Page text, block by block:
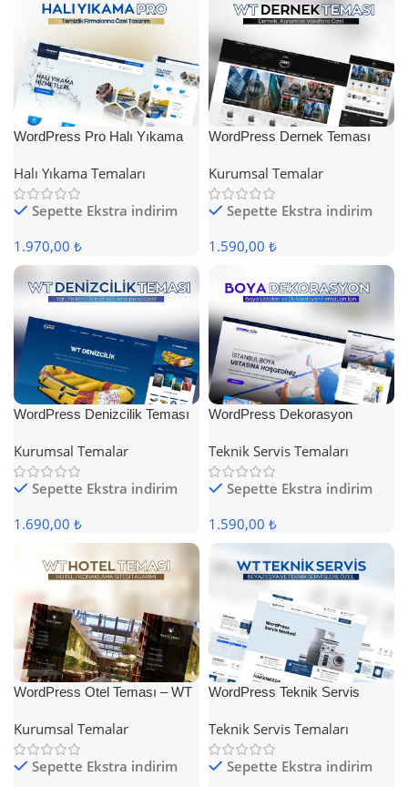
WordPress Pro Halı Yıkama
Halı Yıkama Temaları
Sepette Ekstra indirim
1.970,00 ₺
WordPress Dernek Teması
Kurumsal Temalar
Sepette Ekstra indirim
1.590,00 ₺
WordPress Denizcilik Teması
Kurumsal Temalar
Sepette Ekstra indirim
1.690,00 ₺
WordPress Dekorasyon
Teknik Servis Temaları
Sepette Ekstra indirim
1.590,00 ₺
WordPress Otel Teması – WT
Kurumsal Temalar
Sepette Ekstra indirim
WordPress Teknik Servis
Teknik Servis Temaları
Sepette Ekstra indirim